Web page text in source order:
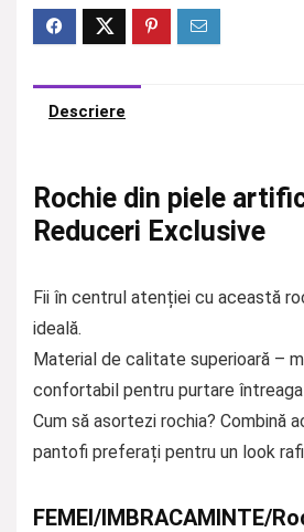
Descriere
Rochie din piele
Reduceri Exclusive
Fii în centrul atenției cu această
ideală.
Material de calitate superioară –
confortabil pentru purtare întreaga
Cum să asortezi rochia? Combină
pantofi preferați pentru un look
FEMEI/IMBRACAMINTE/